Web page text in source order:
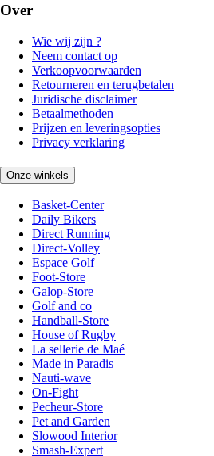
Over
Wie wij zijn ?
Neem contact op
Verkoopvoorwaarden
Retourneren en terugbetalen
Juridische disclaimer
Betaalmethoden
Prijzen en leveringsopties
Privacy verklaring
Onze winkels
Basket-Center
Daily Bikers
Direct Running
Direct-Volley
Espace Golf
Foot-Store
Galop-Store
Golf and co
Handball-Store
House of Rugby
La sellerie de Maé
Made in Paradis
Nauti-wave
On-Fight
Pecheur-Store
Pet and Garden
Slowood Interior
Smash-Expert